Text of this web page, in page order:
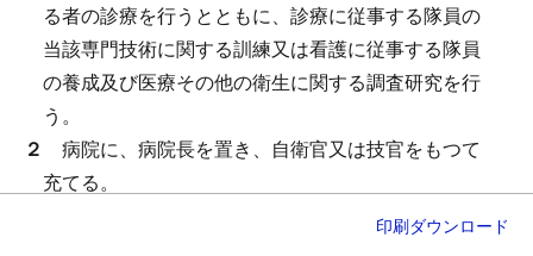
る者の診療を行うとともに、診療に従事する隊員の
当該専門技術に関する訓練又は看護に従事する隊員
の養成及び医療その他の衛生に関する調査研究を行
う。
２ 病院に、病院長を置き、自衛官又は技官をもつて
充てる。
病院長は、防衛大臣の定めるところにより、院務
印刷ダウンロード